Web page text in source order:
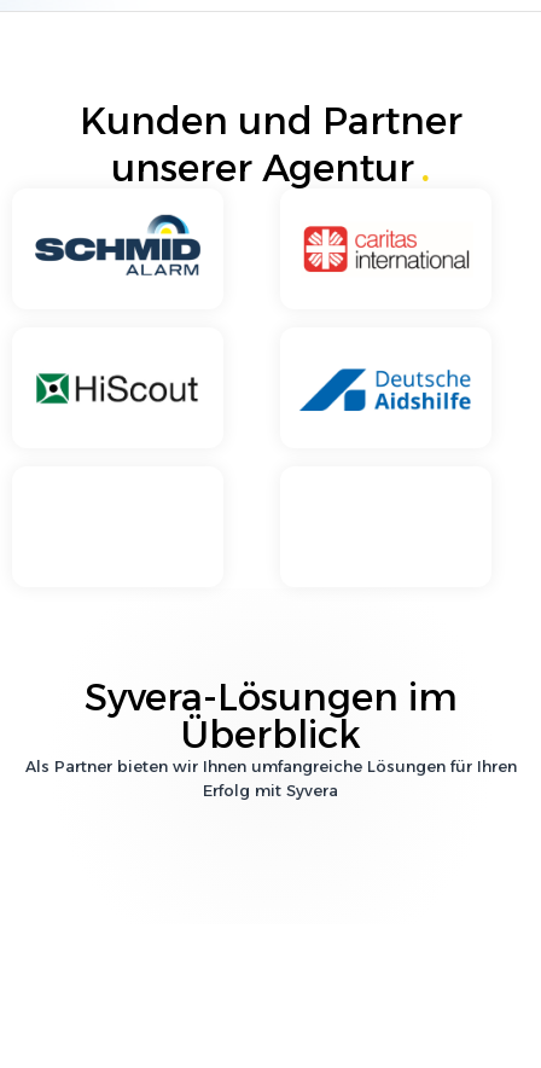
Kunden und Partner
unserer Agentur
Syvera-Lösungen im
Überblick
Als Partner bieten wir Ihnen umfangreiche Lösungen für Ihren
Erfolg mit Syvera